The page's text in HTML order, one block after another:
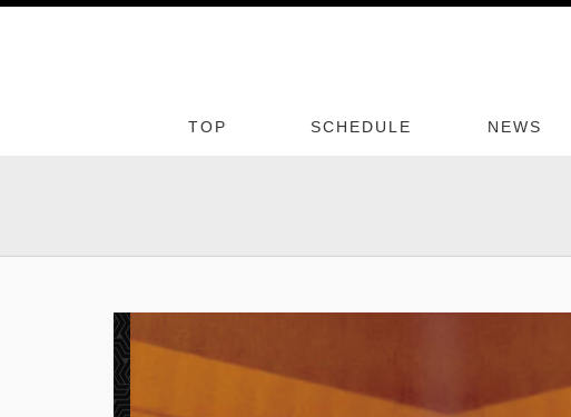
TOP SCHEDULE NEWS